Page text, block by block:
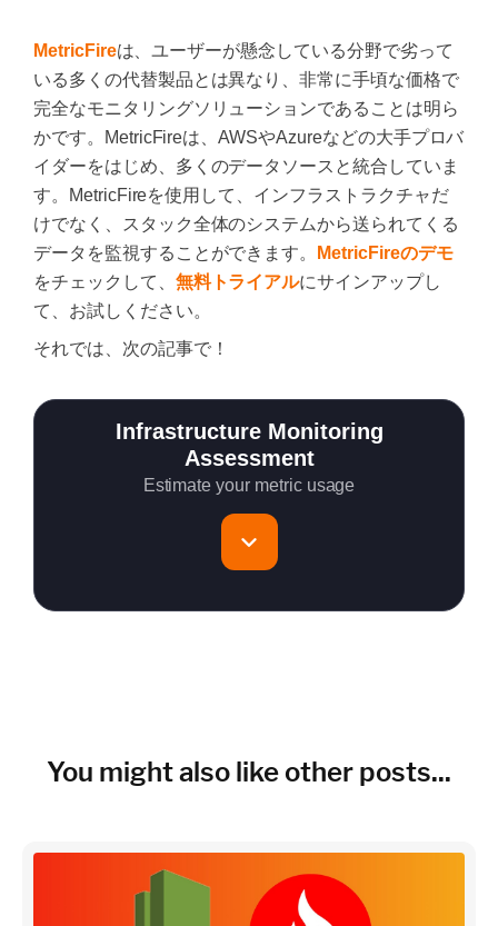
MetricFireは、ユーザーが懸念している分野で劣って
いる多くの代替製品とは異なり、非常に手頃な価格で
完全なモニタリングソリューションであることは明ら
かです。MetricFireは、AWSやAzureなどの大手プロバ
イダーをはじめ、多くのデータソースと統合していま
す。MetricFireを使用して、インフラストラクチャだ
けでなく、スタック全体のシステムから送られてくる
データを監視することができます。
MetricFireのデモ
をチェックして、 無料トライアルにサインアップし
て、お試しください。
それでは、次の記事で！
Infrastructure Monitoring
Assessment
Estimate your metric usage
Cloud Services to monitor (in AWS, Azure, GCP)
You might also like other posts...